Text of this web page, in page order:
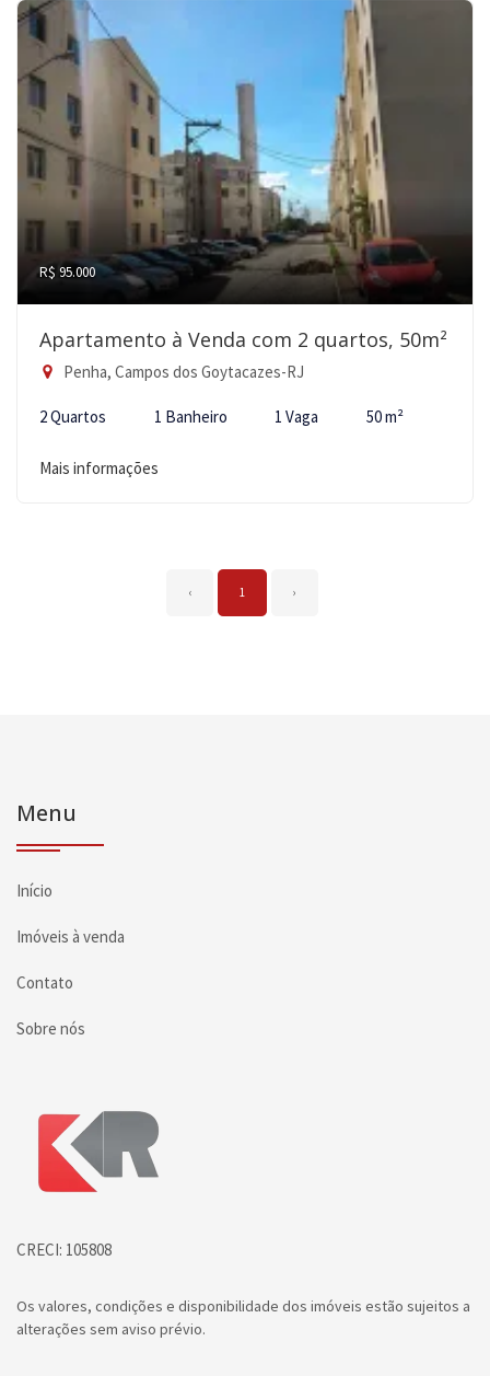
R$ 95.000
Apartamento à Venda com 2 quartos, 50m²
Penha, Campos dos Goytacazes-RJ
2 Quartos 1 Banheiro 1 Vaga 50 m²
Mais informações
‹ 1 ›
Menu
Início
Imóveis à venda
Contato
Sobre nós
Página inicial
CRECI: 105808
Os valores, condições e disponibilidade dos imóveis estão sujeitos a
alterações sem aviso prévio.